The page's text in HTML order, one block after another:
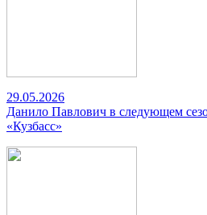
29.05.2026
Данило Павлович в следующем
«Кузбасс»